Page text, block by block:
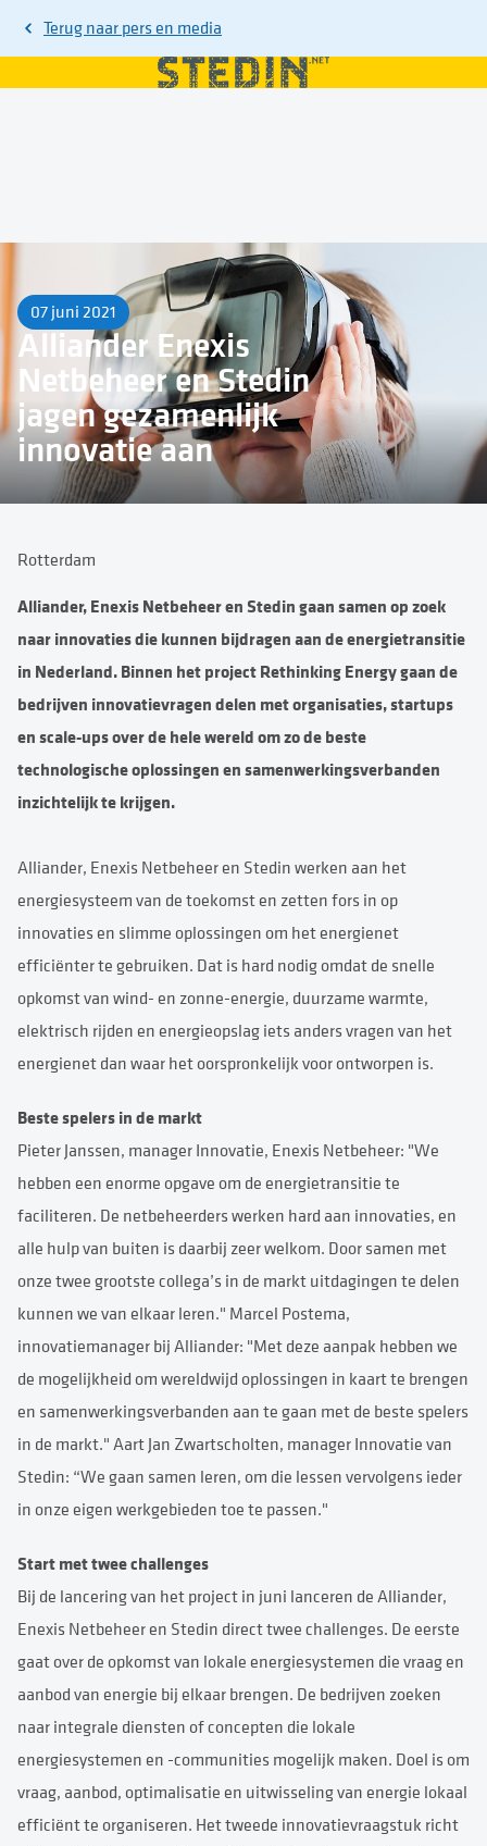
Terug naar pers en media
07 juni 2021
Alliander Enexis
Netbeheer en Stedin
jagen gezamenlijk
innovatie aan
Rotterdam
Alliander, Enexis Netbeheer en Stedin gaan samen op zoek
naar innovaties die kunnen bijdragen aan de energietransitie
in Nederland. Binnen het project Rethinking Energy gaan de
bedrijven innovatievragen delen met organisaties, startups
en scale-ups over de hele wereld om zo de beste
technologische oplossingen en samenwerkingsverbanden
inzichtelijk te krijgen.
Alliander, Enexis Netbeheer en Stedin werken aan het
energiesysteem van de toekomst en zetten fors in op
innovaties en slimme oplossingen om het energienet
efficiënter te gebruiken. Dat is hard nodig omdat de snelle
opkomst van wind- en zonne-energie, duurzame warmte,
elektrisch rijden en energieopslag iets anders vragen van het
energienet dan waar het oorspronkelijk voor ontworpen is.
Beste spelers in de markt
Pieter Janssen, manager Innovatie, Enexis Netbeheer: "We
hebben een enorme opgave om de energietransitie te
faciliteren. De netbeheerders werken hard aan innovaties, en
alle hulp van buiten is daarbij zeer welkom. Door samen met
onze twee grootste collega’s in de markt uitdagingen te delen
kunnen we van elkaar leren." Marcel Postema,
innovatiemanager bij Alliander: "Met deze aanpak hebben we
de mogelijkheid om wereldwijd oplossingen in kaart te brengen
en samenwerkingsverbanden aan te gaan met de beste spelers
in de markt." Aart Jan Zwartscholten, manager Innovatie van
Stedin: “We gaan samen leren, om die lessen vervolgens ieder
in onze eigen werkgebieden toe te passen."
Start met twee challenges
Bij de lancering van het project in juni lanceren de Alliander,
Enexis Netbeheer en Stedin direct twee challenges. De eerste
gaat over de opkomst van lokale energiesystemen die vraag en
aanbod van energie bij elkaar brengen. De bedrijven zoeken
naar integrale diensten of concepten die lokale
energiesystemen en -communities mogelijk maken. Doel is om
vraag, aanbod, optimalisatie en uitwisseling van energie lokaal
efficiënt te organiseren. Het tweede innovatievraagstuk richt